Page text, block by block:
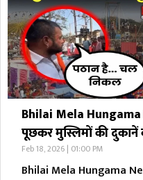
Bhilai Mela Hungama
पूछकर मुस्लिमों की दुकानें
Feb 18, 2026 | 01:00 PM
Bhilai Mela Hungama